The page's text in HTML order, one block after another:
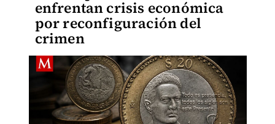
enfrentan crisis económica
por reconfiguración del
crimen